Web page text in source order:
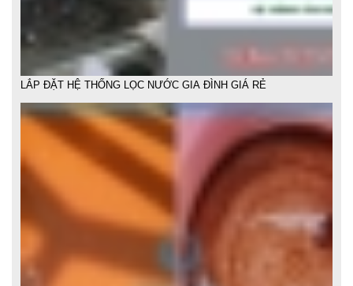
LẮP ĐẶT HỆ THỐNG LỌC NƯỚC GIA ĐÌNH GIÁ RẺ